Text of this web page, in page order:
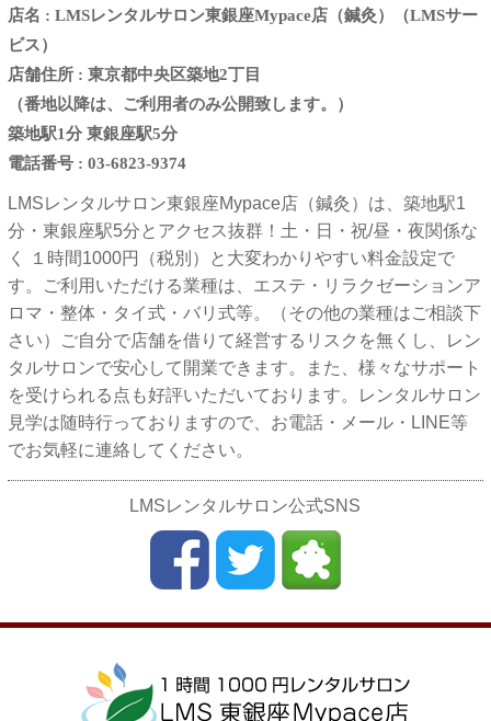
店名 : LMSレンタルサロン東銀座Mypace店（鍼灸）（LMSサー
ビス）
店舗住所 : 東京都中央区築地2丁目
（番地以降は、ご利用者のみ公開致します。）
築地駅1分 東銀座駅5分
電話番号 : 03-6823-9374
LMSレンタルサロン東銀座Mypace店（鍼灸）は、築地駅1
分・東銀座駅5分とアクセス抜群！土・日・祝/昼・夜関係な
く １時間1000円（税別）と大変わかりやすい料金設定で
す。ご利用いただける業種は、エステ・リラクゼーションア
ロマ・整体・タイ式・バリ式等。（その他の業種はご相談下
さい）ご自分で店舗を借りて経営するリスクを無くし、レン
タルサロンで安心して開業できます。また、様々なサポート
を受けられる点も好評いただいております。レンタルサロン
見学は随時行っておりますので、お電話・メール・LINE等
でお気軽に連絡してください。
LMSレンタルサロン公式SNS